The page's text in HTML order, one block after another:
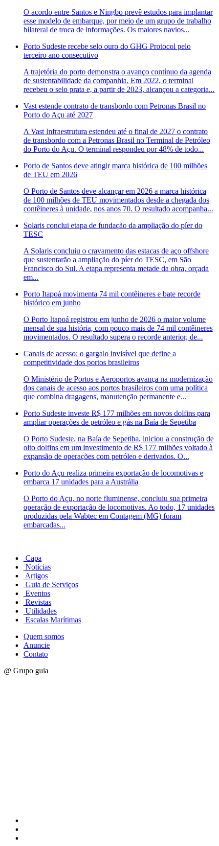
O acordo entre Santos e Ningbo prevê estudos para implantar
esse modelo de embarque, por meio de um grupo de trabalho
bilateral de troca de informações. Os maiores navios...
Porto Sudeste recebe selo ouro do GHG Protocol pelo
terceiro ano consecutivo
A trajetória do porto demonstra o avanço contínuo da agenda
de sustentabilidade da companhia. Em 2022, o terminal
recebeu o selo prata e, a partir de 2023, alcançou a categoria...
Vast estende contrato de transbordo com Petronas Brasil no
Porto do Açu até 2027
A Vast Infraestrutura estendeu até o final de 2027 o contrato
de transbordo com a Petronas Brasil no Terminal de Petróleo
do Porto do Açu. O terminal respondeu por 48% de todo...
Porto de Santos deve atingir marca histórica de 100 milhões
de TEU em 2026
O Porto de Santos deve alcançar em 2026 a marca histórica
de 100 milhões de TEU movimentados desde a chegada dos
contêineres à unidade, nos anos 70. O resultado acompanha...
Solaris conclui etapa de fundação da ampliação do píer do
TESC
A Solaris concluiu o cravamento das estacas de aço offshore
que sustentarão a ampliação do píer do TESC, em São
Francisco do Sul. A etapa representa metade da obra, orçada
em...
Porto Itapoá movimenta 74 mil contêineres e bate recorde
histórico em junho
O Porto Itapoá registrou em junho de 2026 o maior volume
mensal de sua história, com pouco mais de 74 mil contêineres
movimentados. O resultado supera o recorde anterior, de...
Canais de acesso: o gargalo invisível que define a
competitividade dos portos brasileiros
O Ministério de Portos e Aeroportos avança na modernização
dos canais de acesso aos portos brasileiros com uma política
que combina dragagens, manutenção permanente e...
Porto Sudeste investe R$ 177 milhões em novos dolfins para
ampliar operações de petróleo e gás na Baía de Sepetiba
O Porto Sudeste, na Baía de Sepetiba, iniciou a construção de
oito dolfins em um investimento de R$ 177 milhões voltado à
expansão de operações com petróleo e derivados. O...
Porto do Açu realiza primeira exportação de locomotivas e
embarca 17 unidades para a Austrália
O Porto do Açu, no norte fluminense, concluiu sua primeira
operação de exportação de locomotivas. Ao todo, 17 unidades
produzidas pela Wabtec em Contagem (MG) foram
embarcadas...
Capa
Notícias
Artigos
Guia de Serviços
Eventos
Revistas
Utilidades
Escalas Marítimas
Quem somos
Anuncie
Contato
@ Grupo guia